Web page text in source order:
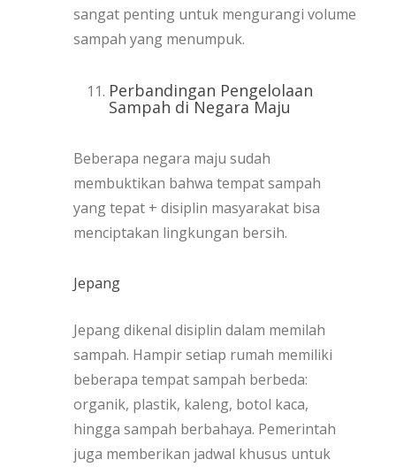
sangat penting untuk mengurangi volume
sampah yang menumpuk.
Perbandingan Pengelolaan
Sampah di Negara Maju
Beberapa negara maju sudah
membuktikan bahwa tempat sampah
yang tepat + disiplin masyarakat bisa
menciptakan lingkungan bersih.
Jepang
Jepang dikenal disiplin dalam memilah
sampah. Hampir setiap rumah memiliki
beberapa tempat sampah berbeda:
organik, plastik, kaleng, botol kaca,
hingga sampah berbahaya. Pemerintah
juga memberikan jadwal khusus untuk